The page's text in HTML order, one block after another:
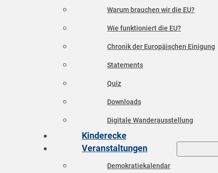
Warum brauchen wir die EU?
Wie funktioniert die EU?
Chronik der Europäischen Einigung
Statements
Quiz
Downloads
Digitale Wanderausstellung
Kinderecke
Veranstaltungen
Demokratiekalendar